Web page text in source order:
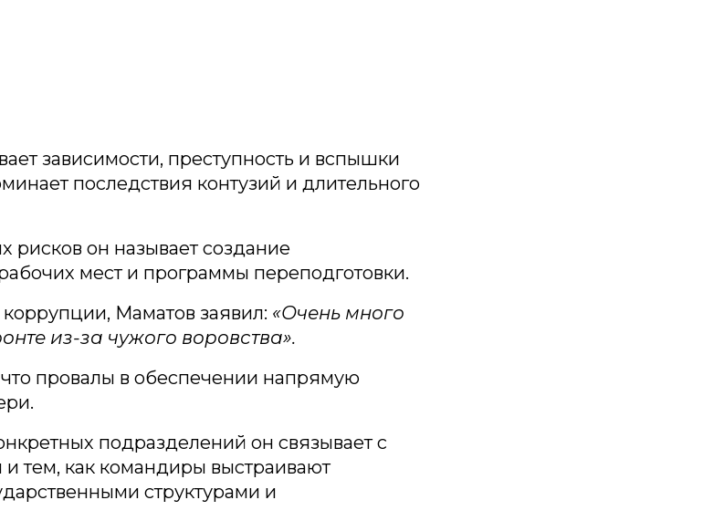
зависимости, преступность и вспышки
последствия контузий и длительного
он называет создание
мест и программы переподготовки.
Маматов заявил: «Очень много
из-за чужого воровства».
провалы в обеспечении напрямую
подразделений он связывает с
и тем, как командиры выстраивают
структурами и